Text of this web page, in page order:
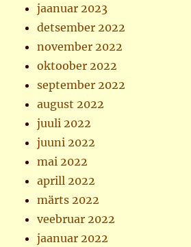
jaanuar 2023
detsember 2022
november 2022
oktoober 2022
september 2022
august 2022
juuli 2022
juuni 2022
mai 2022
aprill 2022
märts 2022
veebruar 2022
jaanuar 2022